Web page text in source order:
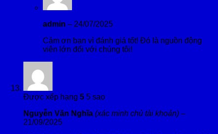
admin – 24/07/2025
Cảm ơn bạn vì đánh giá tốt! Đó là nguồn động
viên lớn đối với chúng tôi!
Được xếp hạng 5 5 sao
Nguyễn Văn Nghĩa (xác minh chủ tài khoản) –
21/09/2025